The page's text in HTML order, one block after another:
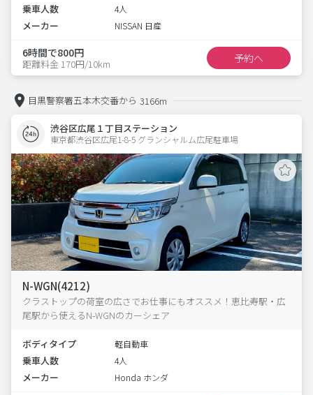
乗車人数 4人
メーカー NISSAN 日産
6時間で800円
距離料金 170円/10km 予約へ
目黒警察署五本木交番から 3166m
渋谷区広尾１丁目ステーション
東京都渋谷区広尾1-8-5 グランシャルム広尾駐車場
N-WGN(4212)
クラストップの荷室の広さでお仕事にもオススメ！恵比寿駅・広
尾駅から使えるN-WGNのカーシェア
ボディタイプ 軽自動車
乗車人数 4人
メーカー Honda ホンダ